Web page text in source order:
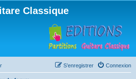
Classique
Connexion
S’enregistrer